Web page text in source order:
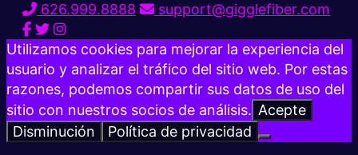
626.999.8888
support@gigglefiber.com
Utilizamos cookies para mejorar la experiencia del
usuario y analizar el tráfico del sitio web. Por estas
razones, podemos compartir sus datos de uso del
sitio con nuestros socios de análisis. Acepte
Disminución
Política de privacidad